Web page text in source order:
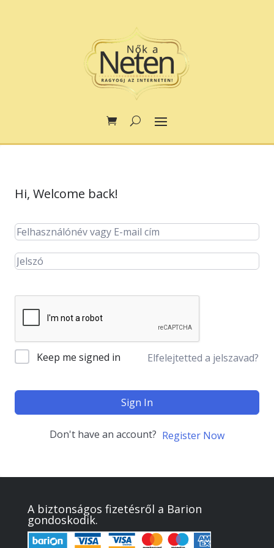
Hi, Welcome back!
Keep me signed in Elfelejtetted a jelszavad?
Sign In
Don't have an account? Register Now
A biztonságos fizetésről a Barion
gondoskodik.